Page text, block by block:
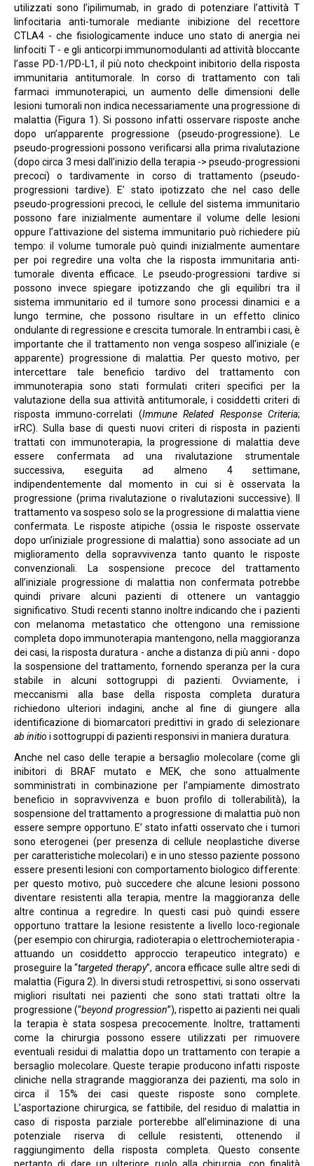
utilizzati sono l’ipilimumab, in grado di potenziare l’attività T
linfocitaria anti-tumorale mediante inibizione del recettore
CTLA4 - che fisiologicamente induce uno stato di anergia nei
linfociti T - e gli anticorpi immunomodulanti ad attività bloccante
l’asse PD-1/PD-L1, il più noto checkpoint inibitorio della risposta
immunitaria antitumorale. In corso di trattamento con tali
farmaci immunoterapici, un aumento delle dimensioni delle
lesioni tumorali non indica necessariamente una progressione di
malattia (Figura 1). Si possono infatti osservare risposte anche
dopo un’apparente progressione (pseudo-progressione). Le
pseudo-progressioni possono verificarsi alla prima rivalutazione
(dopo circa 3 mesi dall’inizio della terapia -> pseudo-progressioni
precoci) o tardivamente in corso di trattamento (pseudo-
progressioni tardive). E’ stato ipotizzato che nel caso delle
pseudo-progressioni precoci, le cellule del sistema immunitario
possono fare inizialmente aumentare il volume delle lesioni
oppure l’attivazione del sistema immunitario può richiedere più
tempo: il volume tumorale può quindi inizialmente aumentare
per poi regredire una volta che la risposta immunitaria anti-
tumorale diventa efficace. Le pseudo-progressioni tardive si
possono invece spiegare ipotizzando che gli equilibri tra il
sistema immunitario ed il tumore sono processi dinamici e a
lungo termine, che possono risultare in un effetto clinico
ondulante di regressione e crescita tumorale. In entrambi i casi, è
importante che il trattamento non venga sospeso all’iniziale (e
apparente) progressione di malattia. Per questo motivo, per
intercettare tale beneficio tardivo del trattamento con
immunoterapia sono stati formulati criteri specifici per la
valutazione della sua attività antitumorale, i cosiddetti criteri di
risposta immuno-correlati (Immune Related Response Criteria;
irRC). Sulla base di questi nuovi criteri di risposta in pazienti
trattati con immunoterapia, la progressione di malattia deve
essere confermata ad una rivalutazione strumentale
successiva, eseguita ad almeno 4 settimane,
indipendentemente dal momento in cui si è osservata la
progressione (prima rivalutazione o rivalutazioni successive). Il
trattamento va sospeso solo se la progressione di malattia viene
confermata. Le risposte atipiche (ossia le risposte osservate
dopo un’iniziale progressione di malattia) sono associate ad un
miglioramento della sopravvivenza tanto quanto le risposte
convenzionali. La sospensione precoce del trattamento
all’iniziale progressione di malattia non confermata potrebbe
quindi privare alcuni pazienti di ottenere un vantaggio
significativo. Studi recenti stanno inoltre indicando che i pazienti
con melanoma metastatico che ottengono una remissione
completa dopo immunoterapia mantengono, nella maggioranza
dei casi, la risposta duratura - anche a distanza di più anni - dopo
la sospensione del trattamento, fornendo speranza per la cura
stabile in alcuni sottogruppi di pazienti. Ovviamente, i
meccanismi alla base della risposta completa duratura
richiedono ulteriori indagini, anche al fine di giungere alla
identificazione di biomarcatori predittivi in grado di selezionare
ab initio i sottogruppi di pazienti responsivi in maniera duratura.
Anche nel caso delle terapie a bersaglio molecolare (come gli
inibitori di BRAF mutato e MEK, che sono attualmente
somministrati in combinazione per l’ampiamente dimostrato
beneficio in sopravvivenza e buon profilo di tollerabilità), la
sospensione del trattamento a progressione di malattia può non
essere sempre opportuno. E’ stato infatti osservato che i tumori
sono eterogenei (per presenza di cellule neoplastiche diverse
per caratteristiche molecolari) e in uno stesso paziente possono
essere presenti lesioni con comportamento biologico differente:
per questo motivo, può succedere che alcune lesioni possono
diventare resistenti alla terapia, mentre la maggioranza delle
altre continua a regredire. In questi casi può quindi essere
opportuno trattare la lesione resistente a livello loco-regionale
(per esempio con chirurgia, radioterapia o elettrochemioterapia -
attuando un cosiddetto approccio terapeutico integrato) e
proseguire la “targeted therapy”, ancora efficace sulle altre sedi di
malattia (Figura 2). In diversi studi retrospettivi, si sono osservati
migliori risultati nei pazienti che sono stati trattati oltre la
progressione (“beyond progression”), rispetto ai pazienti nei quali
la terapia è stata sospesa precocemente. Inoltre, trattamenti
come la chirurgia possono essere utilizzati per rimuovere
eventuali residui di malattia dopo un trattamento con terapie a
bersaglio molecolare. Queste terapie producono infatti risposte
cliniche nella stragrande maggioranza dei pazienti, ma solo in
circa il 15% dei casi queste risposte sono complete.
L’asportazione chirurgica, se fattibile, del residuo di malattia in
caso di risposta parziale porterebbe all’eliminazione di una
potenziale riserva di cellule resistenti, ottenendo il
raggiungimento della risposta completa. Questo consente
pertanto di dare un ulteriore ruolo alla chirurgia, con finalità